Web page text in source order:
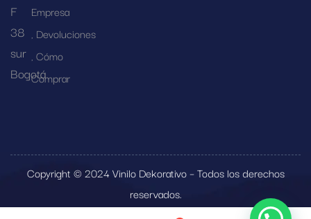
F
38
sur
Bogotá
Empresa
Devoluciones
Cómo
Comprar
Copyright © 2024 Vinilo Dekorativo – Todos los derechos
reservados.